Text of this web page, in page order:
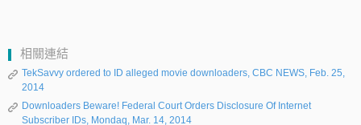
相關連結
TekSavvy ordered to ID alleged movie downloaders, CBC NEWS, Feb. 25,
2014
Downloaders Beware! Federal Court Orders Disclosure Of Internet
Subscriber IDs, Mondaq, Mar. 14, 2014